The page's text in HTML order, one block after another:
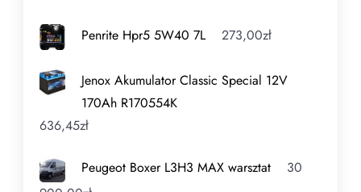
Penrite Hpr5 5W40 7L 273,00zł
Jenox Akumulator Classic Special 12V
170Ah R170554K
636,45zł
Peugeot Boxer L3H3 MAX warsztat
30